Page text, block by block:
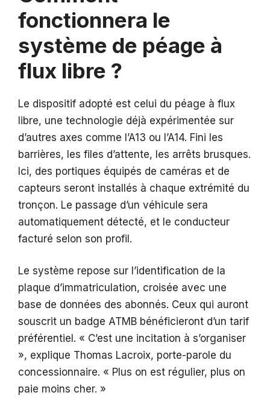
fonctionnera le
système de péage à
flux libre ?
Le dispositif adopté est celui du péage à flux
libre, une technologie déjà expérimentée sur
d’autres axes comme l’A13 ou l’A14. Fini les
barrières, les files d’attente, les arrêts brusques.
Ici, des portiques équipés de caméras et de
capteurs seront installés à chaque extrémité du
tronçon. Le passage d’un véhicule sera
automatiquement détecté, et le conducteur
facturé selon son profil.
Le système repose sur l’identification de la
plaque d’immatriculation, croisée avec une
base de données des abonnés. Ceux qui auront
souscrit un badge ATMB bénéficieront d’un tarif
préférentiel. « C’est une incitation à s’organiser
», explique Thomas Lacroix, porte-parole du
concessionnaire. « Plus on est régulier, plus on
paie moins cher. »